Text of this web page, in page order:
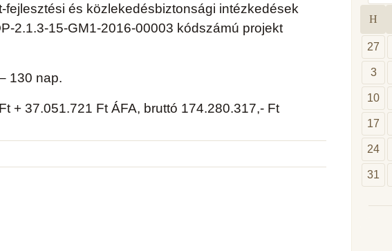
fejlesztési és közlekedésbiztonsági intézkedések
2.1.3-15-GM1-2016-00003 kódszámú projekt
130 nap.
+ 37.051.721 Ft ÁFA, bruttó 174.280.317,- Ft
H
27
3
10
17
24
31